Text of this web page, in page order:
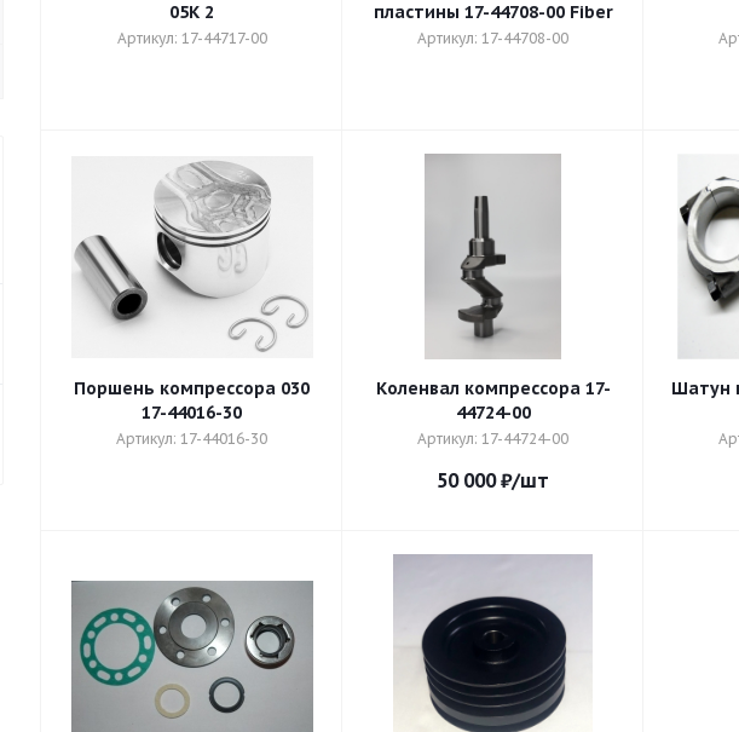
05K 2
Артикул: 17-44717-00
пластины 17-44708-00 Fiber
Артикул: 17-44708-00
Поршень компрессора 030
17-44016-30
Артикул: 17-44016-30
Коленвал компрессора 17-
44724-00
Артикул: 17-44724-00
50 000₽/шт
Шатун